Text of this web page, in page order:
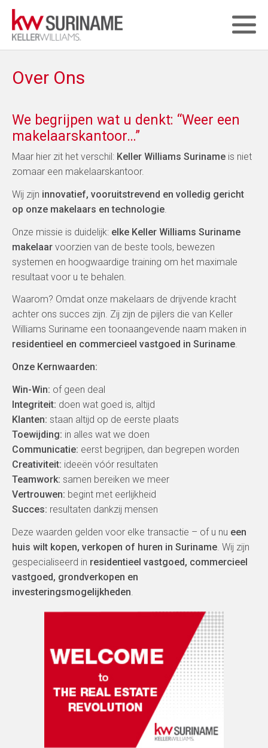
Over Ons
We begrijpen wat u denkt: “Weer een
makelaarskantoor…”
Maar hier zit het verschil: Keller Williams Suriname is niet
zomaar een makelaarskantoor.
Wij zijn innovatief, vooruitstrevend en volledig gericht
op onze makelaars en technologie
Onze missie is duidelijk: elke Keller Williams Suriname
makelaar voorzien van de beste tools, bewezen
systemen en hoogwaardige training om het maximale
resultaat voor u te behalen.
Waarom? Omdat onze makelaars de drijvende kracht
achter ons succes zijn. Zij zijn de pijlers die van Keller
Williams Suriname een toonaangevende naam maken in
residentieel en commercieel vastgoed in Suriname.
Onze Kernwaarden:
Win-Win: of geen deal
Integriteit: doen wat goed is, altijd
Klanten: staan altijd op de eerste plaats
Toewijding: in alles wat we doen
Communicatie: eerst begrijpen, dan begrepen worden
Creativiteit: ideeën vóór resultaten
Teamwork: samen bereiken we meer
Vertrouwen: begint met eerlijkheid
Succes: resultaten dankzij mensen
Deze waarden gelden voor elke transactie – of u nu een
huis wilt kopen, verkopen of huren in Suriname . Wij zijn
gespecialiseerd in residentieel vastgoed, commercieel
vastgoed, grondverkopen en
investeringsmogelijkheden